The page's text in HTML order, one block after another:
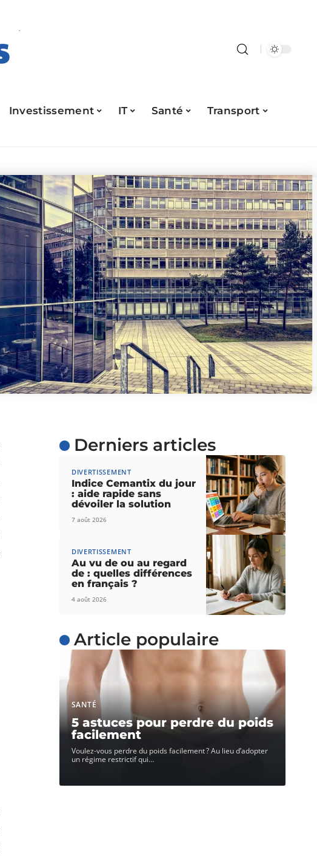
Investissement IT Santé
Transport
Derniers articles
DIVERTISSEMENT
Indice Cemantix du jour
: aide rapide sans
dévoiler la solution
7 août 2026
DIVERTISSEMENT
Au vu de ou au regard
de : quelles différences
en français ?
4 août 2026
Article populaire
SANTÉ
5 astuces pour perdre du poids
facilement
Voulez-vous perdre du poids facilement ? Au lieu d’adopter
un régime restrictif qui…